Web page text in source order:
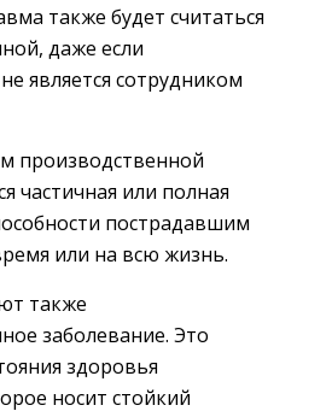
также будет считаться
даже если
является сотрудником
производственной
частичная или полная
пострадавшим
или на всю жизнь.
также
заболевание. Это
здоровья
носит стойкий